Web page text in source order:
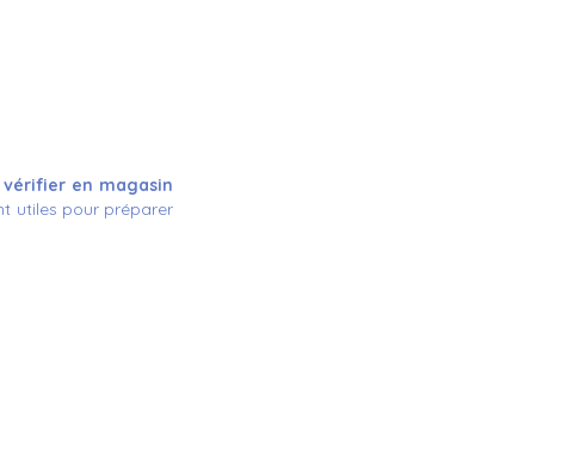
vérifier en magasin
utiles pour préparer